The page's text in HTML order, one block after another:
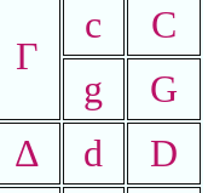
Γ
c
C
g
G
Δ d
D